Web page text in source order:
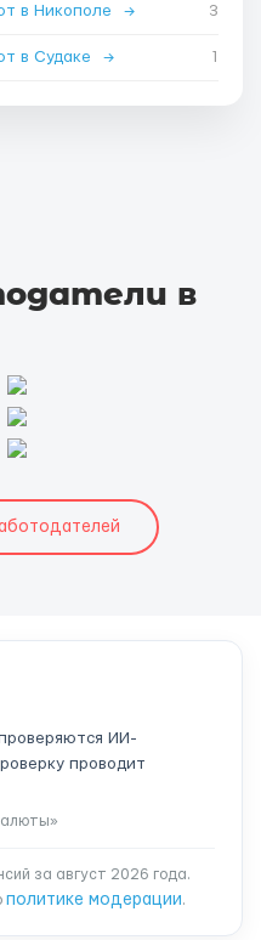
в Никополе → 3
в Судаке → 1
в
ИИ-
проводит
за август 2026 года.
политике модерации.